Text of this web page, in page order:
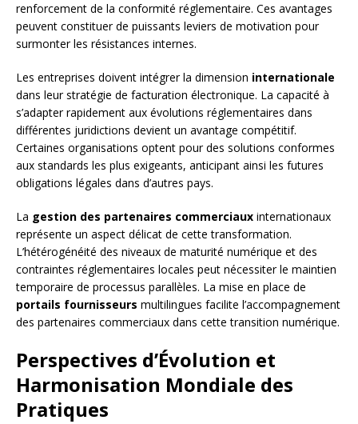
renforcement de la conformité réglementaire. Ces avantages
peuvent constituer de puissants leviers de motivation pour
surmonter les résistances internes.
Les entreprises doivent intégrer la dimension internationale
dans leur stratégie de facturation électronique. La capacité à
s’adapter rapidement aux évolutions réglementaires dans
différentes juridictions devient un avantage compétitif.
Certaines organisations optent pour des solutions conformes
aux standards les plus exigeants, anticipant ainsi les futures
obligations légales dans d’autres pays.
La gestion des partenaires commerciaux internationaux
représente un aspect délicat de cette transformation.
L’hétérogénéité des niveaux de maturité numérique et des
contraintes réglementaires locales peut nécessiter le maintien
temporaire de processus parallèles. La mise en place de
portails fournisseurs multilingues facilite l’accompagnement
des partenaires commerciaux dans cette transition numérique.
Perspectives d’Évolution et
Harmonisation Mondiale des
Pratiques